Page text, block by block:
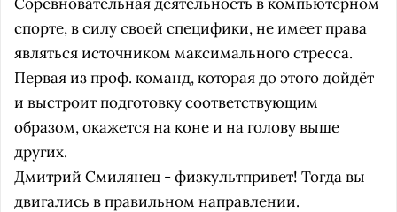
спорте, в силу своей специфики, не имеет права
являться источником максимального стресса.
Первая из проф. команд, которая до этого дойдёт
и выстроит подготовку соответствующим
образом, окажется на коне и на голову выше
других.
Дмитрий Смилянец - физкультпривет! Тогда вы
двигались в правильном направлении.